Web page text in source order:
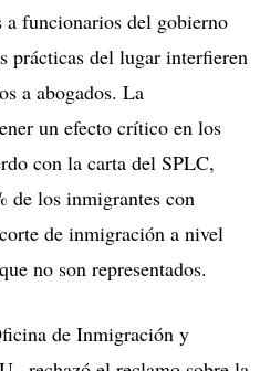
a funcionarios del gobierno
prácticas del lugar interfieren
a abogados. La
un efecto crítico en los
con la carta del SPLC,
de los inmigrantes con
de inmigración a nivel
no son representados.
de Inmigración y